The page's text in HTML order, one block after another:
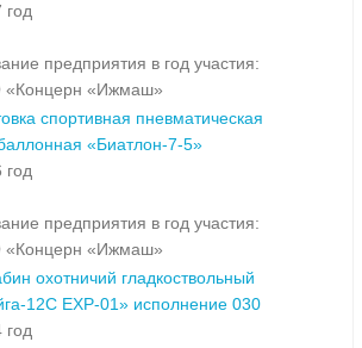
год
предприятия в год участия:
«Ижмаш»
спортивная пневматическая
«Биатлон-7-5»
год
предприятия в год участия:
«Ижмаш»
охотничий гладкоствольный
12С EXP-01» исполнение 030
год